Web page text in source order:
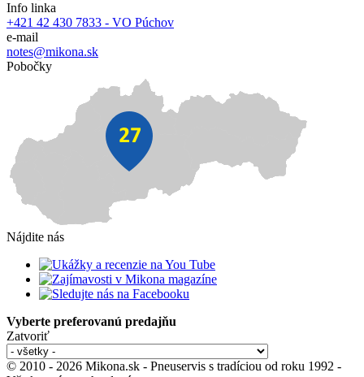
Info linka
+421 42 430 7833 - VO Púchov
e-mail
notes@mikona.sk
Pobočky
Nájdite nás
Vyberte preferovanú predajňu
Zatvoriť
© 2010 - 2026 Mikona.sk - Pneuservis s tradíciou od roku 1992 -